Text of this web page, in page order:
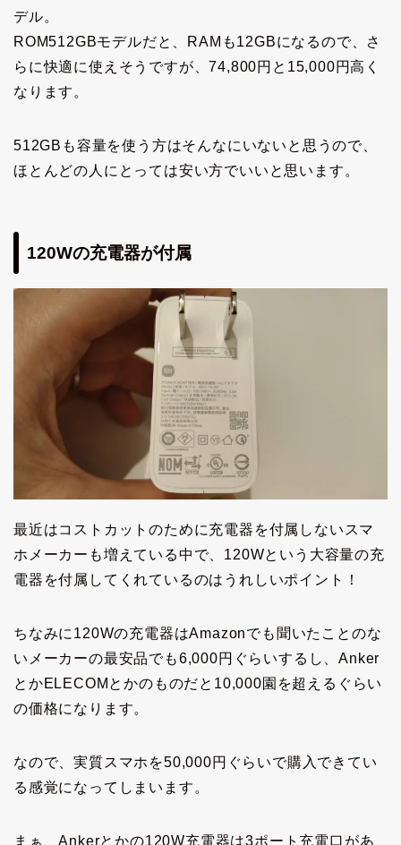
デル。
ROM512GBモデルだと、RAMも12GBになるので、さ
らに快適に使えそうですが、74,800円と15,000円高く
なります。
512GBも容量を使う方はそんなにいないと思うので、
ほとんどの人にとっては安い方でいいと思います。
120Wの充電器が付属
最近はコストカットのために充電器を付属しないスマ
ホメーカーも増えている中で、120Wという大容量の充
電器を付属してくれているのはうれしいポイント！
ちなみに120Wの充電器はAmazonでも聞いたことのな
いメーカーの最安品でも6,000円ぐらいするし、Anker
とかELECOMとかのものだと10,000園を超えるぐらい
の価格になります。
なので、実質スマホを50,000円ぐらいで購入できてい
る感覚になってしまいます。
まぁ、Ankerとかの120W充電器は3ポート充電口があ